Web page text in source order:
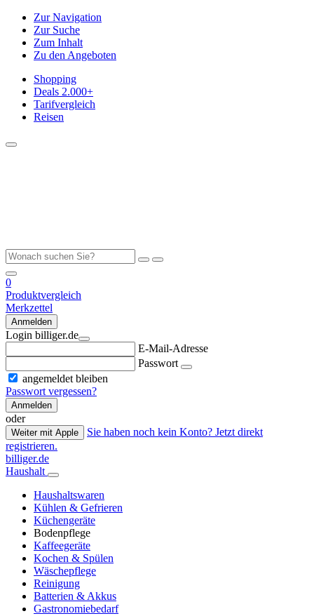
Zur Navigation
Zur Suche
Zum Inhalt
Zu den Angeboten
Shopping
Deals 2.000+
Tarifvergleich
Reisen
0
Produktvergleich
Merkzettel
Anmelden
Login billiger.de
E-Mail-Adresse
Passwort
angemeldet bleiben
Passwort vergessen?
Anmelden
oder
Weiter mit Apple
Sie haben noch kein Konto? Jetzt direkt
registrieren.
billiger.de
Haushalt
Haushaltswaren
Kühlen & Gefrieren
Küchengeräte
Bodenpflege
Kaffeegeräte
Kochen & Spülen
Wäschepflege
Reinigung
Batterien & Akkus
Gastronomiebedarf